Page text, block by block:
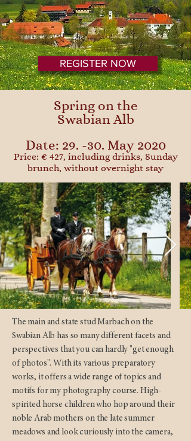
REGISTER NOW
Spring on the
Swabian Alb
Date: 29. -30. May 2020
Price: € 427, including drinks, Sunday
brunch, without overnight stay
The main and state stud Marbach on the
Swabian Alb has so many different facets and
perspectives that you can hardly "get enough
of photos". With its various preparatory
works, it offers a wide range of topics and
motifs for my photography course. High-
spirited horse children who hop around their
noble Arab mothers on the late summer
meadows and look curiously into the camera,